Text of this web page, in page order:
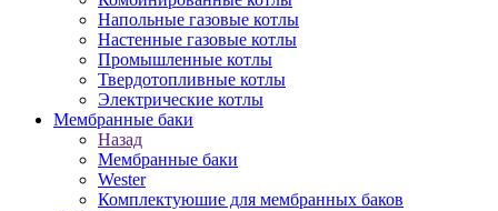
Напольные газовые котлы
Настенные газовые котлы
Промышленные котлы
Твердотопливные котлы
Электрические котлы
Мембранные баки
Назад
Мембранные баки
Wester
Комплектуюшие для мембранных баков